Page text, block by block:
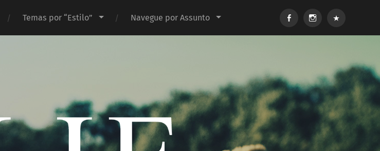
Temas por “Estilo” Navegue por Assunto FacebookInstagram
mail